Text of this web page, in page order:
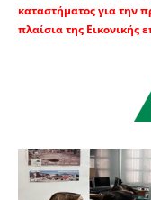
καταστήματος για την
πλαίσια της Εικονικής